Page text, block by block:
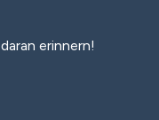
erinnern!